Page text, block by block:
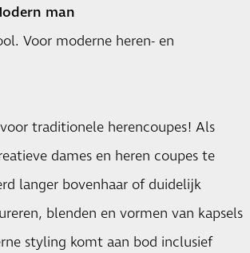
man
Voor moderne heren- en
traditionele herencoupes! Als
dames en heren coupes te
langer bovenhaar of duidelijk
blenden en vormen van kapsels
styling komt aan bod inclusief